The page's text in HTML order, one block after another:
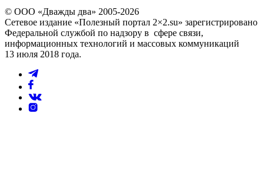
© ООО «Дважды два» 2005-2026
Сетевое издание «Полезный портал 2×2.su» зарегистрировано
Федеральной службой по надзору в сфере связи,
информационных технологий и массовых коммуникаций
13 июля 2018 года.